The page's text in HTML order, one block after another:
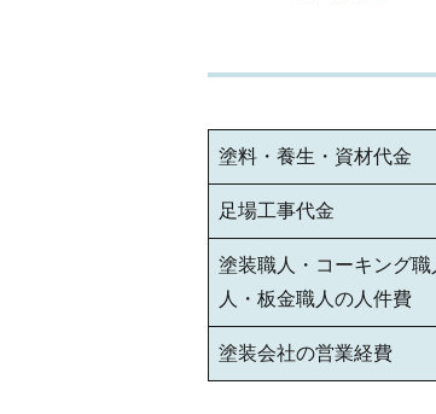
塗料・養生・資材代金
足場工事代金
塗装職人・コーキング
人・板金職人の人件費
塗装会社の営業経費